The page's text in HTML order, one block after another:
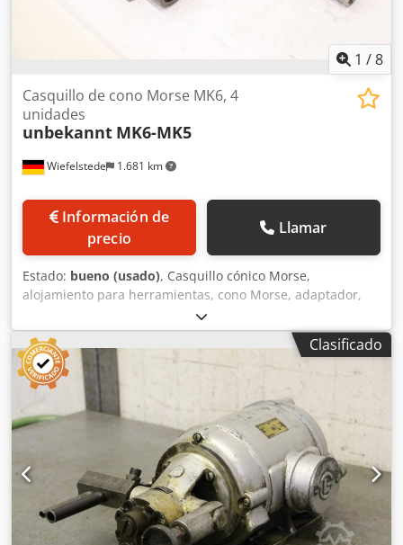
1 /8
Wiefelstede 1.681 km
Casquillo de cono Morse MK6, 4
unidades
unbekannt MK6-MK5
Información de
precio
Llamar
Estado: bueno (usado), Casquillo cónico Morse,
alojamiento para herramientas, cono Morse, adaptador,
casquillo de extensión, casquillo reductor, casquillo
cónico, casquillo adaptador, casquillo del husillo,
adaptador cónico Morse. -Casquillos cónicos Morse:
casquillos adaptadores reductores MK6/MK5 -Tipo: MK6-
MK5 -Dimensiones/cantidad: ver fotos -Dimensiones de
transporte: 620/250/A63 mm Dsdpozlf Sasfx Aiiock -Peso:
29,8 kg
Clasificado